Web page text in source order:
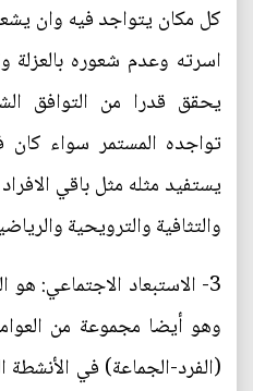
كل مكان يتواجد فيه وان
اسرته وعدم شعوره بالعزلة
يحقق قدرا من التوافق
تواجده المستمر سواء كان
يستفيد مثله مثل باقي
والتثافية والترويحية
3- الاستبعاد الاجتماعي:
وهو أيضا مجموعة من
(الفرد-الجماعة) في